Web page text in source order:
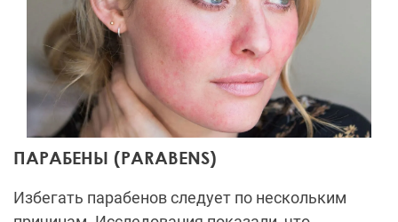
ПАРАБЕНЫ (PARABENS)
Избегать парабенов следует по нескольким